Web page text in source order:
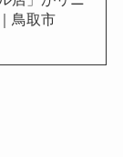
鳥取市